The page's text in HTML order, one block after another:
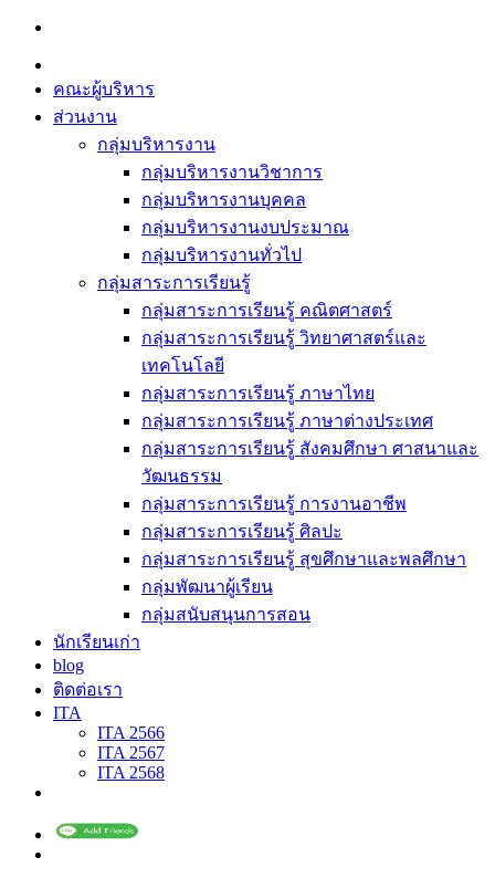
Skip
content
คณะผู้บริหาร
ส่วนงาน
กลุ่มบริหารงาน
กลุ่มบริหารงานวิชาการ
กลุ่มบริหารงานบุคคล
กลุ่มบริหารงานงบประมาณ
กลุ่มบริหารงานทั่วไป
กลุ่มสาระการเรียนรู้
กลุ่มสาระการเรียนรู้ คณิตศาสตร์
กลุ่มสาระการเรียนรู้ วิทยาศาสตร์และ
เทคโนโลยี
กลุ่มสาระการเรียนรู้ ภาษาไทย
กลุ่มสาระการเรียนรู้ ภาษาต่างประเทศ
กลุ่มสาระการเรียนรู้ สังคมศึกษา ศาสนาและ
วัฒนธรรม
กลุ่มสาระการเรียนรู้ การงานอาชีพ
กลุ่มสาระการเรียนรู้ ศิลปะ
กลุ่มสาระการเรียนรู้ สุขศึกษาและพลศึกษา
กลุ่มพัฒนาผู้เรียน
กลุ่มสนับสนุนการสอน
นักเรียนเก่า
blog
ติดต่อเรา
ITA
ITA 2566
ITA 2567
ITA 2568